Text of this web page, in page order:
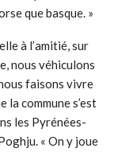
que basque. »
à l’amitié, sur
nous véhiculons
faisons vivre
la commune s’est
les Pyrénées-
« On y joue